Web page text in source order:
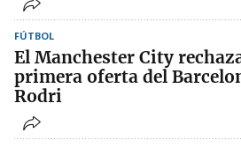
FÚTBOL
El Manchester City
primera oferta del
Rodri